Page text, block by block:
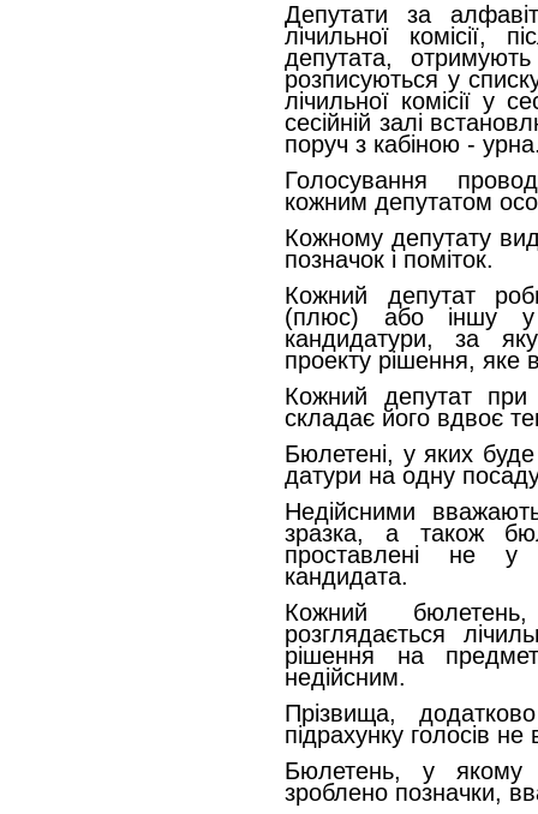
Депутати за
лічильної комісії,
депутата,
розписуються у
лічильної комісії у
сесійній залі
поруч з кабіною -
Голосування
кожним депутатом
Кожному депутату
позначок і поміток.
Кожний депутат
(плюс) або іншу у
кандидатури, за
проекту рішення, яке
Кожний депутат
складає його вдвоє
Бюлетені, у яких
датури на одну
Недійсними
зразка, а також
проставлені не у
кандидата.
Кожний
розглядається
рішення на
недійсним.
Прізвища,
підрахунку голосів
Бюлетень, у якому
зроблено позначки,